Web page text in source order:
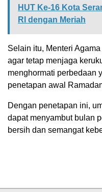
HUT Ke-16 Kota
RI dengan Meriah
Selain itu, Menteri
agar tetap menjaga
menghormati perbedaan
penetapan awal
Dengan penetapan ini,
dapat menyambut bulan
bersih dan semangat